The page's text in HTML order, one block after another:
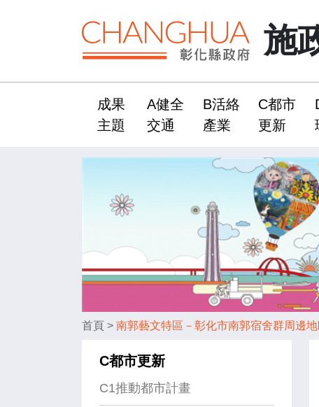
施
成果
主題
A健全
交通
B活絡
產業
C都市
更新
首頁 > 南郭藝文特區－彰化市南郭宿舍群周邊
C都市更新
C1推動都市計畫